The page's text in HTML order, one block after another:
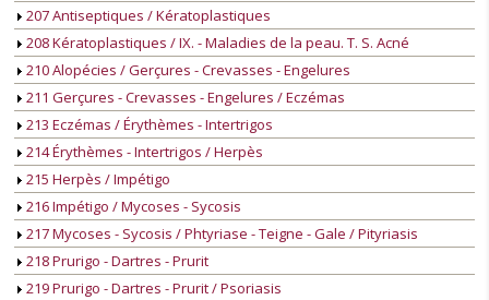
207 Antiseptiques / Kératoplastiques
208 Kératoplastiques / IX. - Maladies de la peau. T. S. Acné
210 Alopécies / Gerçures - Crevasses - Engelures
211 Gerçures - Crevasses - Engelures / Eczémas
213 Eczémas / Érythèmes - Intertrigos
214 Érythèmes - Intertrigos / Herpès
215 Herpès / Impétigo
216 Impétigo / Mycoses - Sycosis
217 Mycoses - Sycosis / Phtyriase - Teigne - Gale / Pityriasis
218 Prurigo - Dartres - Prurit
219 Prurigo - Dartres - Prurit / Psoriasis